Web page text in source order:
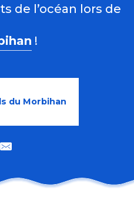
de l’océan lors de
!
du Morbihan